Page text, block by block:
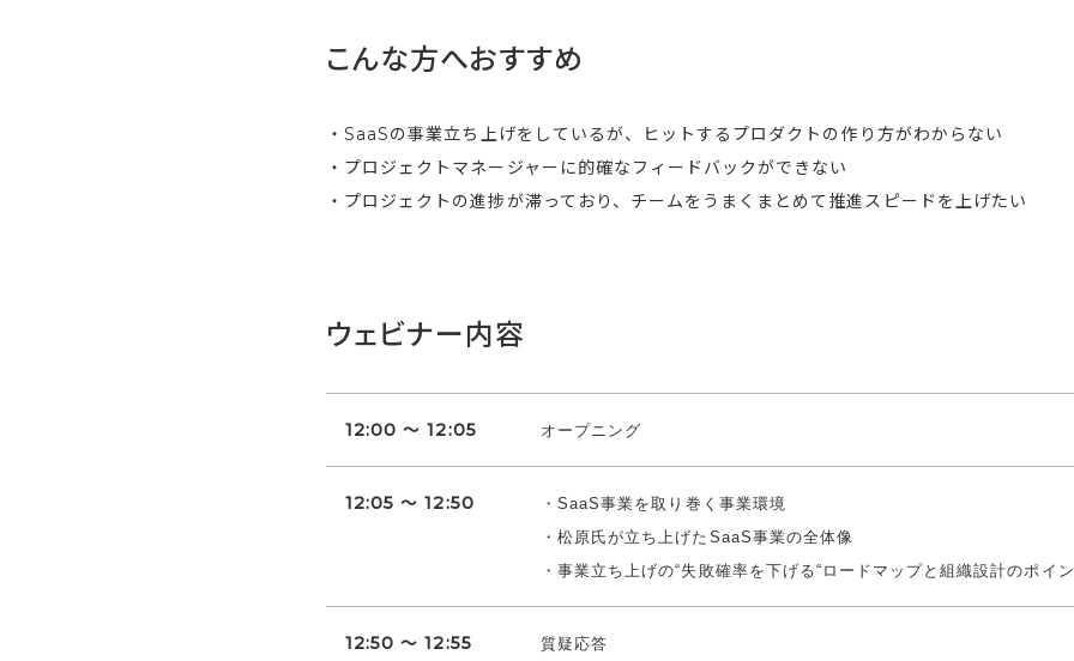
こんな方へおすすめ
・SaaSの事業立ち上げをしているが、ヒットするプロダクトの作り方がわからない
・プロジェクトマネージャーに的確なフィードバックができない
・プロジェクトの進捗が滞っており、チームをうまくまとめて推進スピードを上げたい
ウェビナー内容
12:00 ～ 12:05 オープニング
12:05 ～ 12:50
・SaaS事業を取り巻く事業環境
・松原氏が立ち上げたSaaS事業の全体像
・事業立ち上げの“失敗確率を下げる“ロードマップと組織設計のポイン
12:50 ～ 12:55 質疑応答